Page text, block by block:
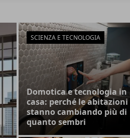
SCIENZA E TECNOLOGIA
Domotica e tecnologia in
casa: perché le abitazioni
stanno cambiando più di
quanto sembri